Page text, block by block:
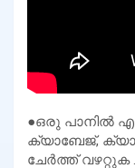
●ഒരു പാനിൽ
ക്യാബേജ്,
ചേർത്ത് വഴറ്റുക